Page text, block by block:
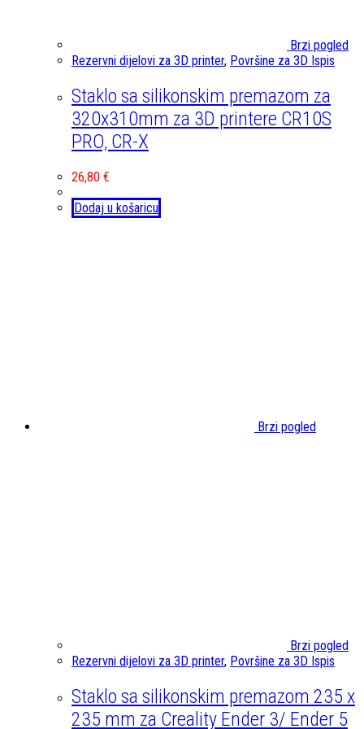
Brzi pogled
Rezervni dijelovi za 3D printer, Površine za 3D Ispis
Staklo sa silikonskim premazom za
320x310mm za 3D printere CR10S
PRO, CR-X
26,80 €
Dodaj u košaricu
Brzi pogled
Brzi pogled
Rezervni dijelovi za 3D printer, Površine za 3D Ispis
Staklo sa silikonskim premazom 235 x
235 mm za Creality Ender 3/ Ender 5